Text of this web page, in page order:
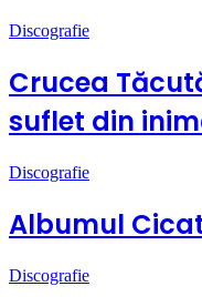
Discografie
Crucea
suflet din
Discografie
Albumul
Discografie